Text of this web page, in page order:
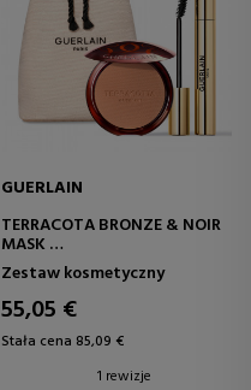
GUERLAIN
TERRACOTA BRONZE & NOIR
MASK
SET
Zestaw kosmetyczny
55,05 €
Stała cena 85,09 €
1 rewizje